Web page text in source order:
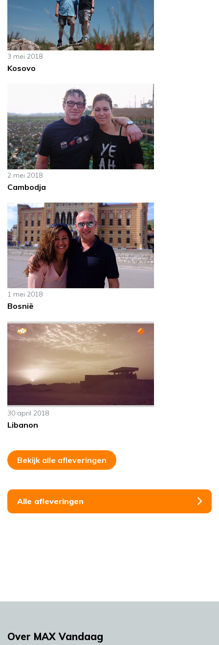
3 mei 2018
Kosovo
2 mei 2018
Cambodja
1 mei 2018
Bosnië
30 april 2018
Libanon
Bekijk alle afleveringen
Alle afleveringen
Over MAX Vandaag